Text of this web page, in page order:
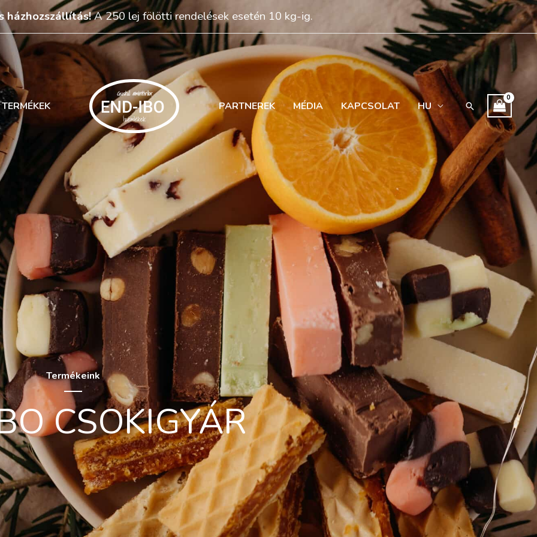
házhozszállítás!A 250 lej fölötti rendelések esetén 10 kg-ig.
TERMÉKEK PARTNEREK MÉDIA KAPCSOLAT HU Search
Termékeink
CSOKIGYÁR